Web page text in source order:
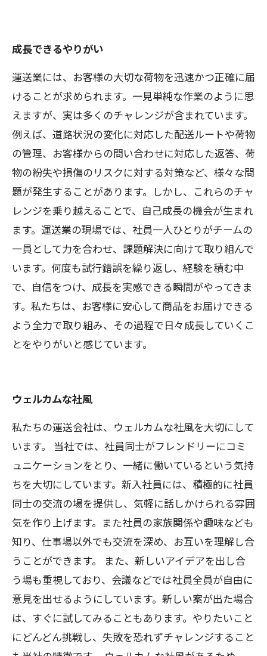
成長できるやりがい
運送業には、お客様の大切な荷物を迅速かつ正確に届
けることが求められます。一見単純な作業のように思
えますが、実は多くのチャレンジが含まれています。
例えば、道路状況の変化に対応した配送ルートや荷物
の管理、お客様からの問い合わせに対応した返答、荷
物の紛失や損傷のリスクに対する対策など、様々な問
題が発生することがあります。しかし、これらのチャ
レンジを乗り越えることで、自己成長の機会が生まれ
ます。運送業の現場では、社員一人ひとりがチームの
一員として力を合わせ、課題解決に向けて取り組んで
います。何度も試行錯誤を繰り返し、経験を積む中
で、自信をつけ、成長を実感できる瞬間がやってきま
す。私たちは、お客様に安心して商品をお届けできる
よう全力で取り組み、その過程で日々成長していくこ
とをやりがいと感じています。
ウェルカムな社風
私たちの運送会社は、ウェルカムな社風を大切にして
います。 当社では、社員同士がフレンドリーにコミ
ュニケーションをとり、一緒に働いているという気持
ちを大切にしています。新入社員には、積極的に社員
同士の交流の場を提供し、気軽に話しかけられる雰囲
気を作り上げます。また社員の家族関係や趣味なども
知り、仕事場以外でも交流を深め、お互いを理解し合
うことができます。 また、新しいアイデアを出し合
う場も重視しており、会議などでは社員全員が自由に
意見を出せるようにしています。新しい案が出た場合
は、すぐに試してみることもあります。やりたいこと
にどんどん挑戦し、失敗を恐れずチャレンジすること